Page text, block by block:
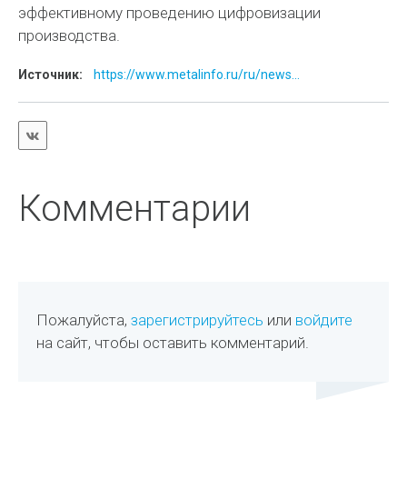
эффективному проведению цифровизации
производства.
Источник: https://www.metalinfo.ru/ru/news...
Комментарии
Пожалуйста,зарегистрируйтесь или войдите
на сайт, чтобы оставить комментарий.